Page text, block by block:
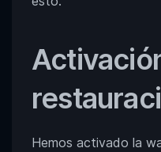
Hemos activado la